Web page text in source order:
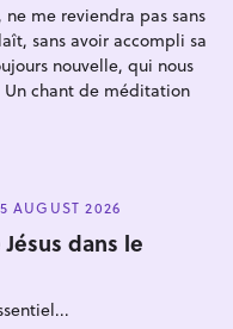
me reviendra pas sans
sans avoir accompli sa
nouvelle, qui nous
Un chant de méditation
5 AUGUST 2026
dans le